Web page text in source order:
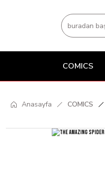
COMICS
Anasayfa COMICS